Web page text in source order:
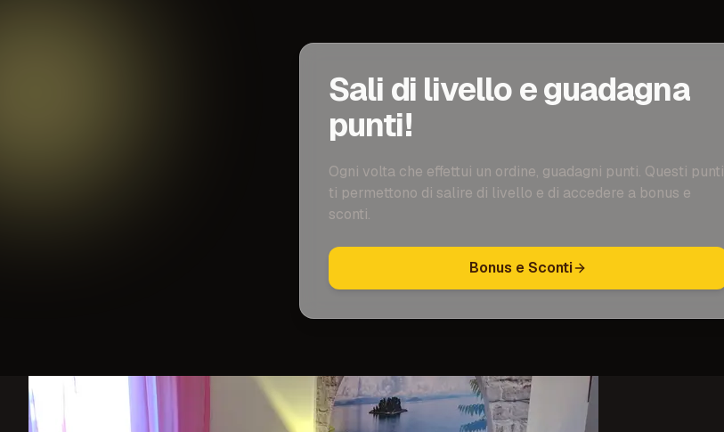
Sali di livello e guadagna
punti!
Ogni volta che effettui un ordine, guadagni punti. Questi punti
ti permettono di salire di livello e di accedere a bonus e
sconti.
Bonus e Sconti